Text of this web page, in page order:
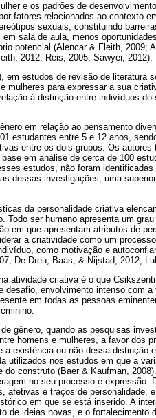
e os padrões de
fatores relacionados ao contexto
sexuais, constituindo
sala de aula, menos
potencial (Alencar & Fleith, 2009;
2012; Reis, 2005; Sawyer, 2012).
em estudos de revisão de literatura
mulheres para expressar a sua
à distinção entre indivíduos
em relação ao pensamento
estudantes entre 5 e 12 anos,
entre os dois grupos. Os
em análise de cerca de 100
estudos, não foram
dessas investigações, uma
da personalidade criativa
ser humano apresenta um
em que apresentam atributos de
a criatividade como um
como motivação e
De Dreu, Baas, & Nijstad, 2012;
atividade criativa é o que
envolvimento intenso com
em todas as pessoas
gênero, quando as pesquisas
homens e mulheres, a favor dos
a existência ou não dessa distinção
utilizados nos estudos em que a
construto (Baer & Kaufman,
no seu processo e expressão.
afetivas e traços de personalidade,
em que se está inserido. A
de ideias novas, e o fortalecimento